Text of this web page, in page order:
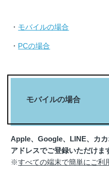
・ モバイルの場合
・ PCの場合
モバイルの場合
Apple、Google、LINE、カ
アドレスでご登録いただけま
※すべての端末で簡単にご利